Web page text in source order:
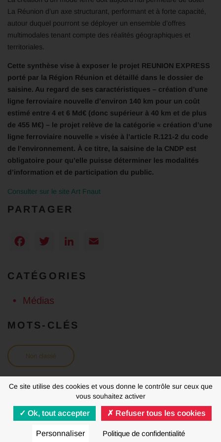
Ce site utilise des cookies et vous donne le contrôle sur ceux que
vous souhaitez activer
Ok, tout accepter Refuser tous les cookies
Personnaliser Politique de confidentialité
La Réunion d’un axe structurant, performant et à forte capacité,
autour duquel pourront se déployer un ensemble d’offres
multimodales tenant compte des réalités géographiques et
territoriales.
Cette synthèse vise à exposer le projet REUNION EXPRESS
porté par la Région Réunion et détaillé dans le dossier de
saisine. Au regard de ses caractéristiques – création d’une
ligne ferroviaire nouvelle d’environ 140 km pour un coût
estimé entre 4 et 6 Md€ (donc supérieur à 40 km et de plus
de 455 M€) – le projet relève de la catégorie « création d’une
ligne ferroviaire nouvelle » visée à l’article R.121-2 du code
de l’environnement. À ce titre, la saisine de la CNDP est
obligatoire pour qu’elle puisse déterminer les modalités
d’information et de participation du public.
Consulter sur le site Art Fnaut
PARTAGER
Facebook
TwitterLinkedIn
CATÉGORIES
Médias
MOTS-CLÉS
Non classé
© FNAUT 2020 - 2026 | Tous droits réservés | Made by Agence Mentalo